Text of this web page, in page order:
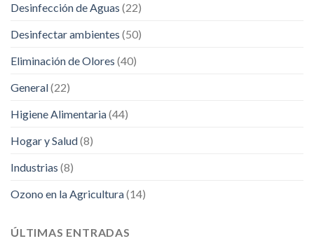
Desinfección de Aguas (22)
Desinfectar ambientes (50)
Eliminación de Olores (40)
General(22)
Higiene Alimentaria(44)
Hogar y Salud(8)
Industrias (8)
Ozono en la Agricultura(14)
ÚLTIMAS ENTRADAS